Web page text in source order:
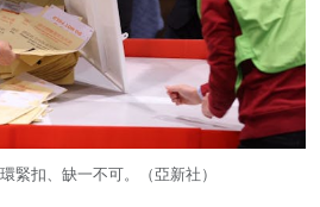
緊扣、缺一不可。（亞新社）